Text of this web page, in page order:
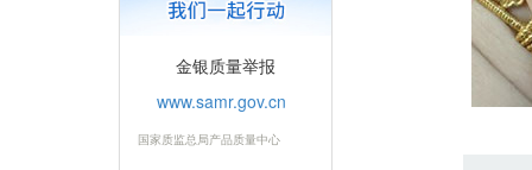
金银质量举报
www.samr.gov.cn
国家质监总局产品质量中心